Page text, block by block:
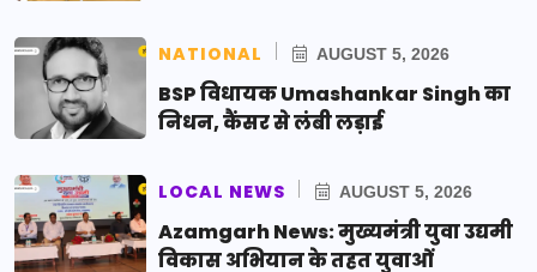
NATIONAL AUGUST 5, 2026
BSP विधायक Umashankar Singh का
निधन, कैंसर से लंबी लड़ाई
LOCAL NEWS AUGUST 5, 2026
Azamgarh News: मुख्यमंत्री युवा उद्यमी
विकास अभियान के तहत युवाओं